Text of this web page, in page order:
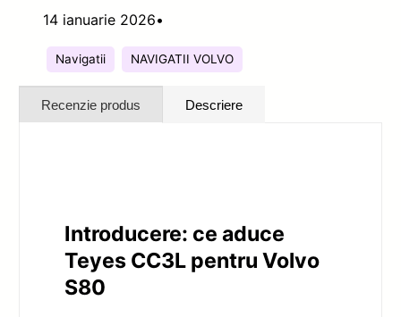
14 ianuarie 2026•
Navigatii NAVIGATII VOLVO
Recenzie produs Descriere
Introducere: ce aduce
Teyes CC3L pentru Volvo
S80